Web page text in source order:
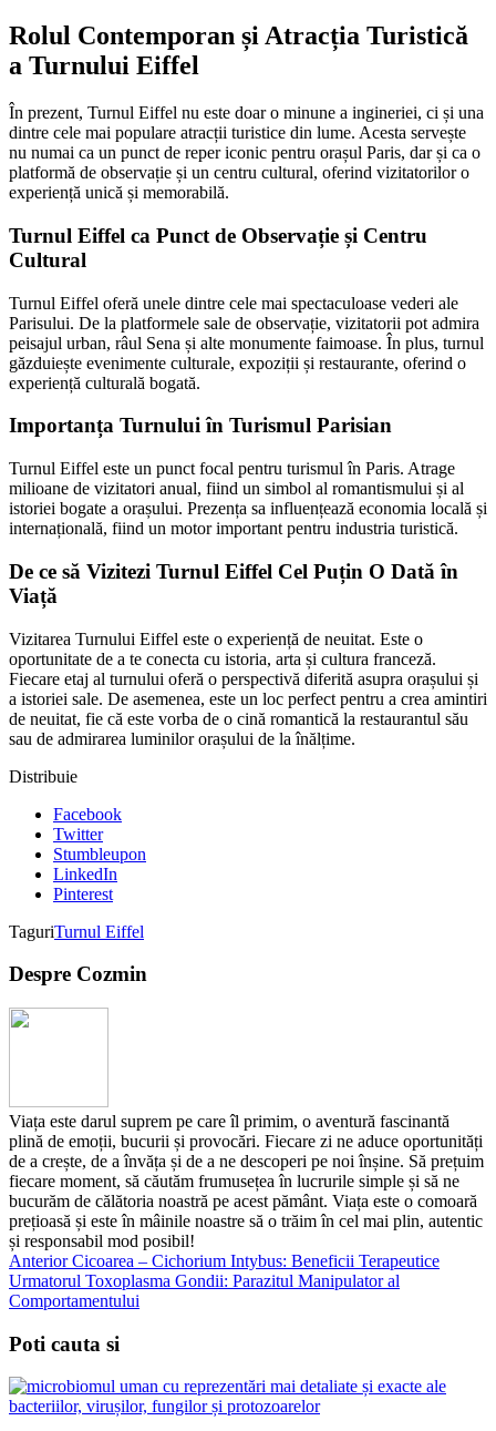
Rolul Contemporan și Atracția Turistică
a Turnului Eiffel
În prezent, Turnul Eiffel nu este doar o minune a ingineriei, ci și una
dintre cele mai populare atracții turistice din lume. Acesta servește
nu numai ca un punct de reper iconic pentru orașul Paris, dar și ca o
platformă de observație și un centru cultural, oferind vizitatorilor o
experiență unică și memorabilă.
Turnul Eiffel ca Punct de Observație și Centru
Cultural
Turnul Eiffel oferă unele dintre cele mai spectaculoase vederi ale
Parisului. De la platformele sale de observație, vizitatorii pot admira
peisajul urban, râul Sena și alte monumente faimoase. În plus, turnul
găzduiește evenimente culturale, expoziții și restaurante, oferind o
experiență culturală bogată.
Importanța Turnului în Turismul Parisian
Turnul Eiffel este un punct focal pentru turismul în Paris. Atrage
milioane de vizitatori anual, fiind un simbol al romantismului și al
istoriei bogate a orașului. Prezența sa influențează economia locală și
internațională, fiind un motor important pentru industria turistică.
De ce să Vizitezi Turnul Eiffel Cel Puțin O Dată în
Viață
Vizitarea Turnului Eiffel este o experiență de neuitat. Este o
oportunitate de a te conecta cu istoria, arta și cultura franceză.
Fiecare etaj al turnului oferă o perspectivă diferită asupra orașului și
a istoriei sale. De asemenea, este un loc perfect pentru a crea amintiri
de neuitat, fie că este vorba de o cină romantică la restaurantul său
sau de admirarea luminilor orașului de la înălțime.
Distribuie
Facebook
Twitter
Stumbleupon
LinkedIn
Pinterest
TaguriTurnul Eiffel
Despre Cozmin
Viața este darul suprem pe care îl primim, o aventură fascinantă
plină de emoții, bucurii și provocări. Fiecare zi ne aduce oportunități
de a crește, de a învăța și de a ne descoperi pe noi înșine. Să prețuim
fiecare moment, să căutăm frumusețea în lucrurile simple și să ne
bucurăm de călătoria noastră pe acest pământ. Viața este o comoară
prețioasă și este în mâinile noastre să o trăim în cel mai plin, autentic
și responsabil mod posibil!
AnteriorCicoarea – Cichorium Intybus: Beneficii Terapeutice
Urmatorul Toxoplasma Gondii: Parazitul Manipulator al
Comportamentului
Poti cauta si